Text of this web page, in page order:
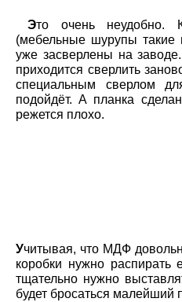
Это очень неудобно.
(мебельные шурупы такие
уже засверлены на
приходится сверлить
специальным сверлом
подойдёт. А планка
режется плохо.
Учитывая, что МДФ
коробки нужно
тщательно нужно
будет бросаться малейший